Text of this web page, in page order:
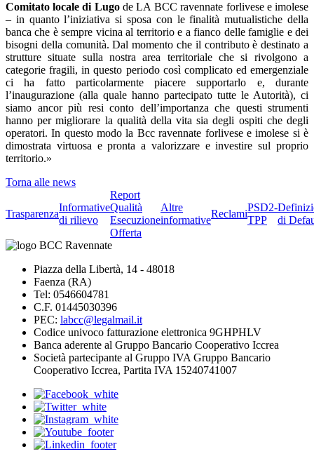
Comitato locale di Lugode LA BCC ravennate forlivese e imolese
– in quanto l’iniziativa si sposa con le finalità mutualistiche della
banca che è sempre vicina al territorio e a fianco delle famiglie e dei
bisogni della comunità. Dal momento che il contributo è destinato a
strutture situate sulla nostra area territoriale che si rivolgono a
categorie fragili, in questo periodo così complicato ed emergenziale
ci ha fatto particolarmente piacere supportarlo e, durante
l’inaugurazione (alla quale hanno partecipato tutte le Autorità), ci
siamo ancor più resi conto dell’importanza che questi strumenti
hanno per migliorare la qualità della vita sia degli ospiti che degli
operatori. In questo modo la Bcc ravennate forlivese e imolese si è
dimostrata virtuosa e pronta a valorizzare e investire sul proprio
territorio.»
Torna alle news
Trasparenza
Informative
di rilievo
Report
Qualità
Esecuzione
Offerta
Altre
informative
Reclami
PSD2-
TPP
di
Piazza della Libertà, 14 - 48018
Faenza (RA)
Tel: 0546604781
C.F. 01445030396
PEC: labcc@legalmail.it
Codice univoco fatturazione elettronica 9GHPHLV
Banca aderente al Gruppo Bancario Cooperativo Iccrea
Società partecipante al Gruppo IVA Gruppo Bancario
Cooperativo Iccrea, Partita IVA 15240741007